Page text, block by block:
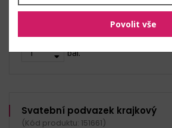
bílá
bal.
Svatební podvazek krajkový
(Kód produktu: 151661)
Povolit vše